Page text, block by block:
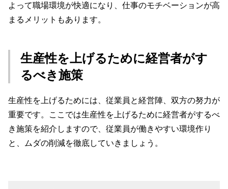
よって職場環境が快適になり、仕事のモチベーションが高
まるメリットもあります。
生産性を上げるために経営者がす
るべき施策
生産性を上げるためには、従業員と経営陣、双方の努力が
重要です。ここでは生産性を上げるために経営者がするべ
き施策を紹介しますので、従業員が働きやすい環境作り
と、ムダの削減を徹底していきましょう。